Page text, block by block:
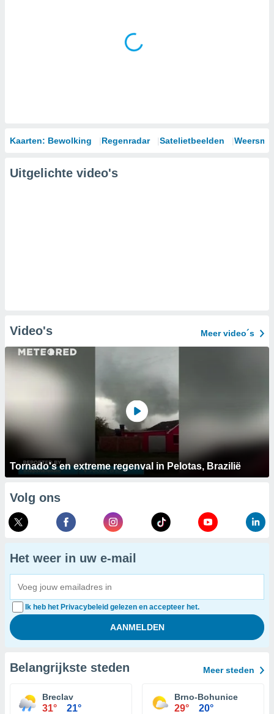
Kaarten: Bewolking Regenradar Satelietbeelden
Uitgelichte video's
Video's Meer video´s
Tornado's en extreme regenval in Pelotas, Brazilië
Volg ons
Het weer in uw e-mail
Ik heb het Privacybeleid gelezen en accepteer het.
Belangrijkste steden Meer steden
Breclav
31° 21°
Brno-Bohunice
29° 20°